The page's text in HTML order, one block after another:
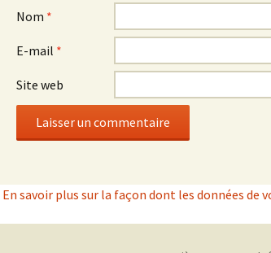
Nom *
E-mail *
Site web
En savoir plus sur la façon dont les données